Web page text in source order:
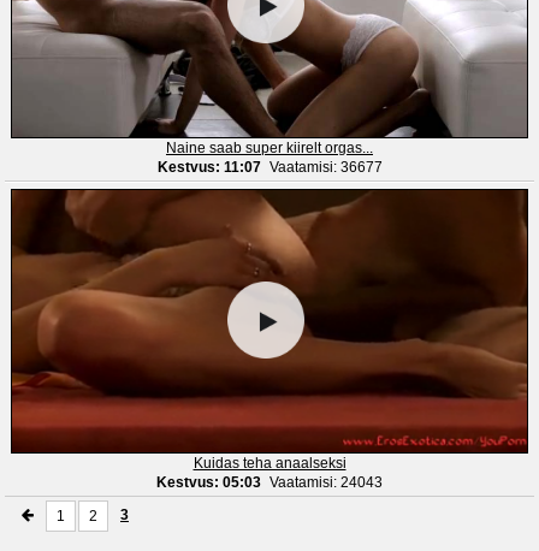
Naine saab super kiirelt orgas...
Kestvus: 11:07 Vaatamisi: 36677
Kuidas teha anaalseksi
Kestvus: 05:03 Vaatamisi: 24043
1
2 3